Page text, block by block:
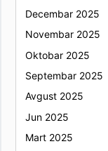
Decembar 2025
Novembar 2025
Oktobar 2025
Septembar 2025
Avgust 2025
Jun 2025
Mart 2025